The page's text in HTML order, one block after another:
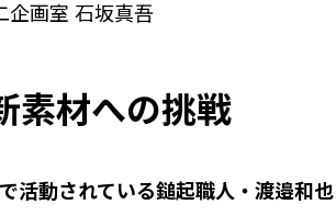
企画室 石坂真吾
素材への挑戦
活動されている鎚起職人・渡邉和也